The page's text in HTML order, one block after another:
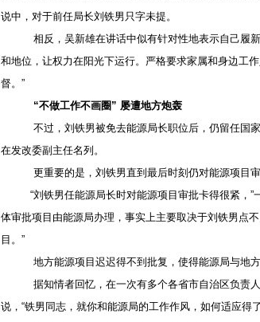
说中，对于前任局长刘铁男只字未提。
相反，吴新雄在讲话中似有针对性地表示自己履
和地位，让权力在阳光下运行。严格要求家属和身边工
督。”
“不做工作不画圈” 屡遭地方炮轰
不过，刘铁男被免去能源局长职位后，仍留任国
在发改委副主任名列。
更重要的是，刘铁男直到最后时刻仍对能源项目审
“刘铁男任能源局长时对能源项目审批卡得很紧，
体审批项目由能源局办理，事实上主要取决于刘铁男点
目。”
地方能源项目迟迟得不到批复，使得能源局与地
据知情者回忆，在一次有多个各省市自治区负责
说，“铁男同志，就你和能源局的工作作风，如何适应得